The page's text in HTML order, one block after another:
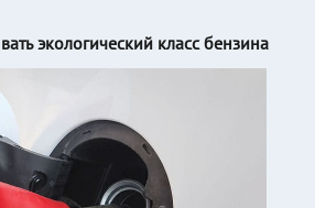
экологический класс бензина